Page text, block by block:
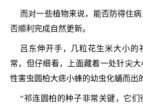
而对一些植物来说，能否防得住
否顺利完成自然更新。
吕东伸开手，几粒花生米大小的
常，但仔细看，上面藏着一处针尖
性害虫圆柏大痣小蜂的幼虫化蛹而出
“祁连圆柏的种子非常关键，它